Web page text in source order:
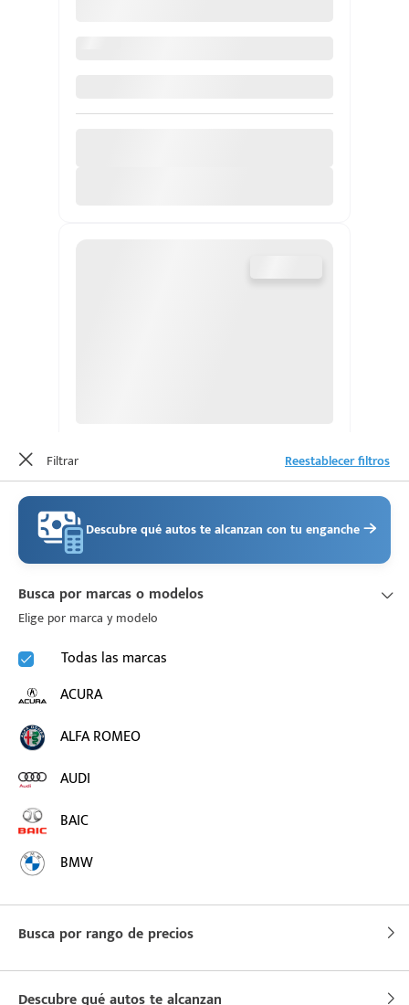
Filtrar Reestablecer filtros
Descubre qué autos te alcanzan con tu enganche
Busca por marcas o modelos
Elige por marca y modelo
Todas las marcas
ACURA
ALFA ROMEO
AUDI
BAIC
BMW
BUICK
BYD
CADILLAC
Busca por rango de precios
Descubre qué autos te alcanzan